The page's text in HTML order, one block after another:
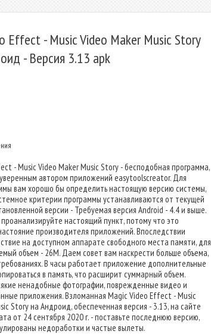
Effect - Music Video Maker Music Story
- Версия 3.13 apk
- Music Video Maker Music Story - бесподобная программа,
автором приложений easytoolscreator. Для
вам хорошо бы определить настоящую версию системы,
критерии программы устанавливаются от текущей
версии - Требуемая версия Android - 4.4 и выше.
настоящий пункт, потому что это
производителя приложений. Впоследствии
на доступном аппарате свободного места памяти, для
объем - 26M. Даем совет вам наскрести больше объема,
В часы работает приложение дополнительные
в память, что расширит суммарный объем.
ненадобные фотографии, поврежденные видео и
приложения. Взломанная Magic Video Effect - Music
Story на Андроид, обеспеченная версия - 3.13, на сайте
от 24 сентября 2020 г. - поставьте последнюю версию,
недоработки и частые вылеты.